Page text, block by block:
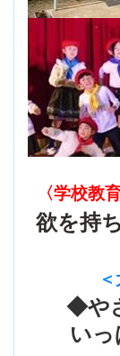
〈学校教
欲を持
◆や
い